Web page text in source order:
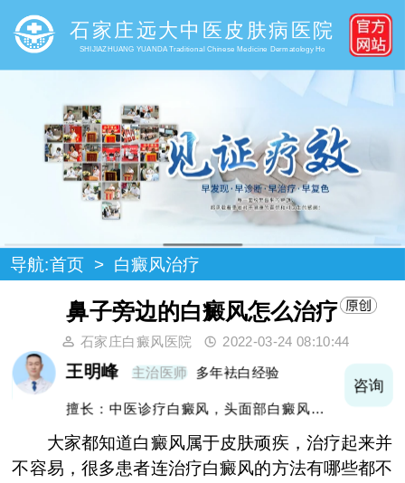
石家庄远大中医皮肤病医院
SHIJIAZHUANG YUANDA Traditional Chinese Medicine Dermatology Ho
导航:首页 > 白癜风治疗
鼻子旁边的白癜风怎么治疗
石家庄白癜风医院 2022-03-24 08:10:44
王明峰 主治医师 多年袪白经验
擅长：中医诊疗白癜风，头面部白癜风，青
咨询
大家都知道白癜风属于皮肤顽疾，治疗起来并
不容易，很多患者连治疗白癜风的方法有哪些都不